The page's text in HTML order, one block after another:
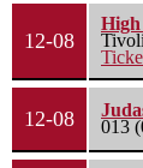
12-08
12-08
013